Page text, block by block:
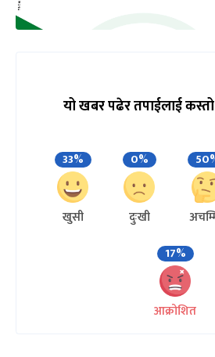
यो खबर पढेर तपाईलाई
33%
खुसी
0%
दुःखी
17%
आक्रोशित